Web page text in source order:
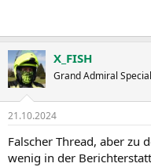
X_FISH
Grand Admiral Special
21.10.2024
Falscher Thread, aber zu
wenig in der